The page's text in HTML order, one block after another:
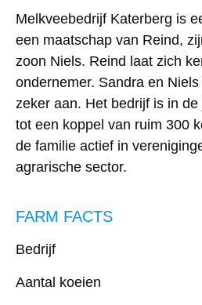
Melkveebedrijf Katerberg is
een maatschap van Reind,
zoon Niels. Reind laat zich
ondernemer. Sandra en
zeker aan. Het bedrijf is in
tot een koppel van ruim 300
de familie actief in
agrarische sector.
FARM FACTS
Bedrijf
Aantal koeien